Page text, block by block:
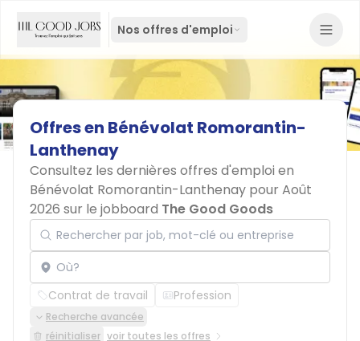
Nos offres d'emploi
Offresen Bénévolat Romorantin-
Lanthenay
Consultez les dernières offres d'emploi en
Bénévolat Romorantin-Lanthenay pour Août
2026 sur le jobboard The Good Goods
Rechercher par job, mot-clé ou entreprise
Localisation
Contrat de travail Profession
Recherche avancée
réinitialiser voir toutes les offres